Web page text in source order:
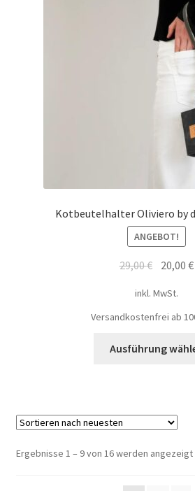
Kotbeutelhalter Oliviero by
ANGEBOT!
29,00€ 20,00€
inkl. MwSt.
Versandkostenfrei ab
Ausführung
Ergebnisse 1 – 9 von 16 werden angezeigt